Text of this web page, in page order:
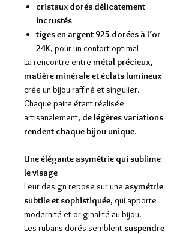
cristaux dorés délicatement
incrustés
tiges en argent 925 dorées à l’or
24K, pour un confort optimal
La rencontre entre métal précieux,
matière minérale et éclats lumineux
crée un bijou raffiné et singulier.
Chaque paire étant réalisée
artisanalement, de légères variations
rendent chaque bijou unique.
Une élégante asymétrie qui sublime
le visage
Leur design repose sur une asymétrie
subtile et sophistiquée, qui apporte
modernité et originalité au bijou.
Les rubans dorés semblent suspendre